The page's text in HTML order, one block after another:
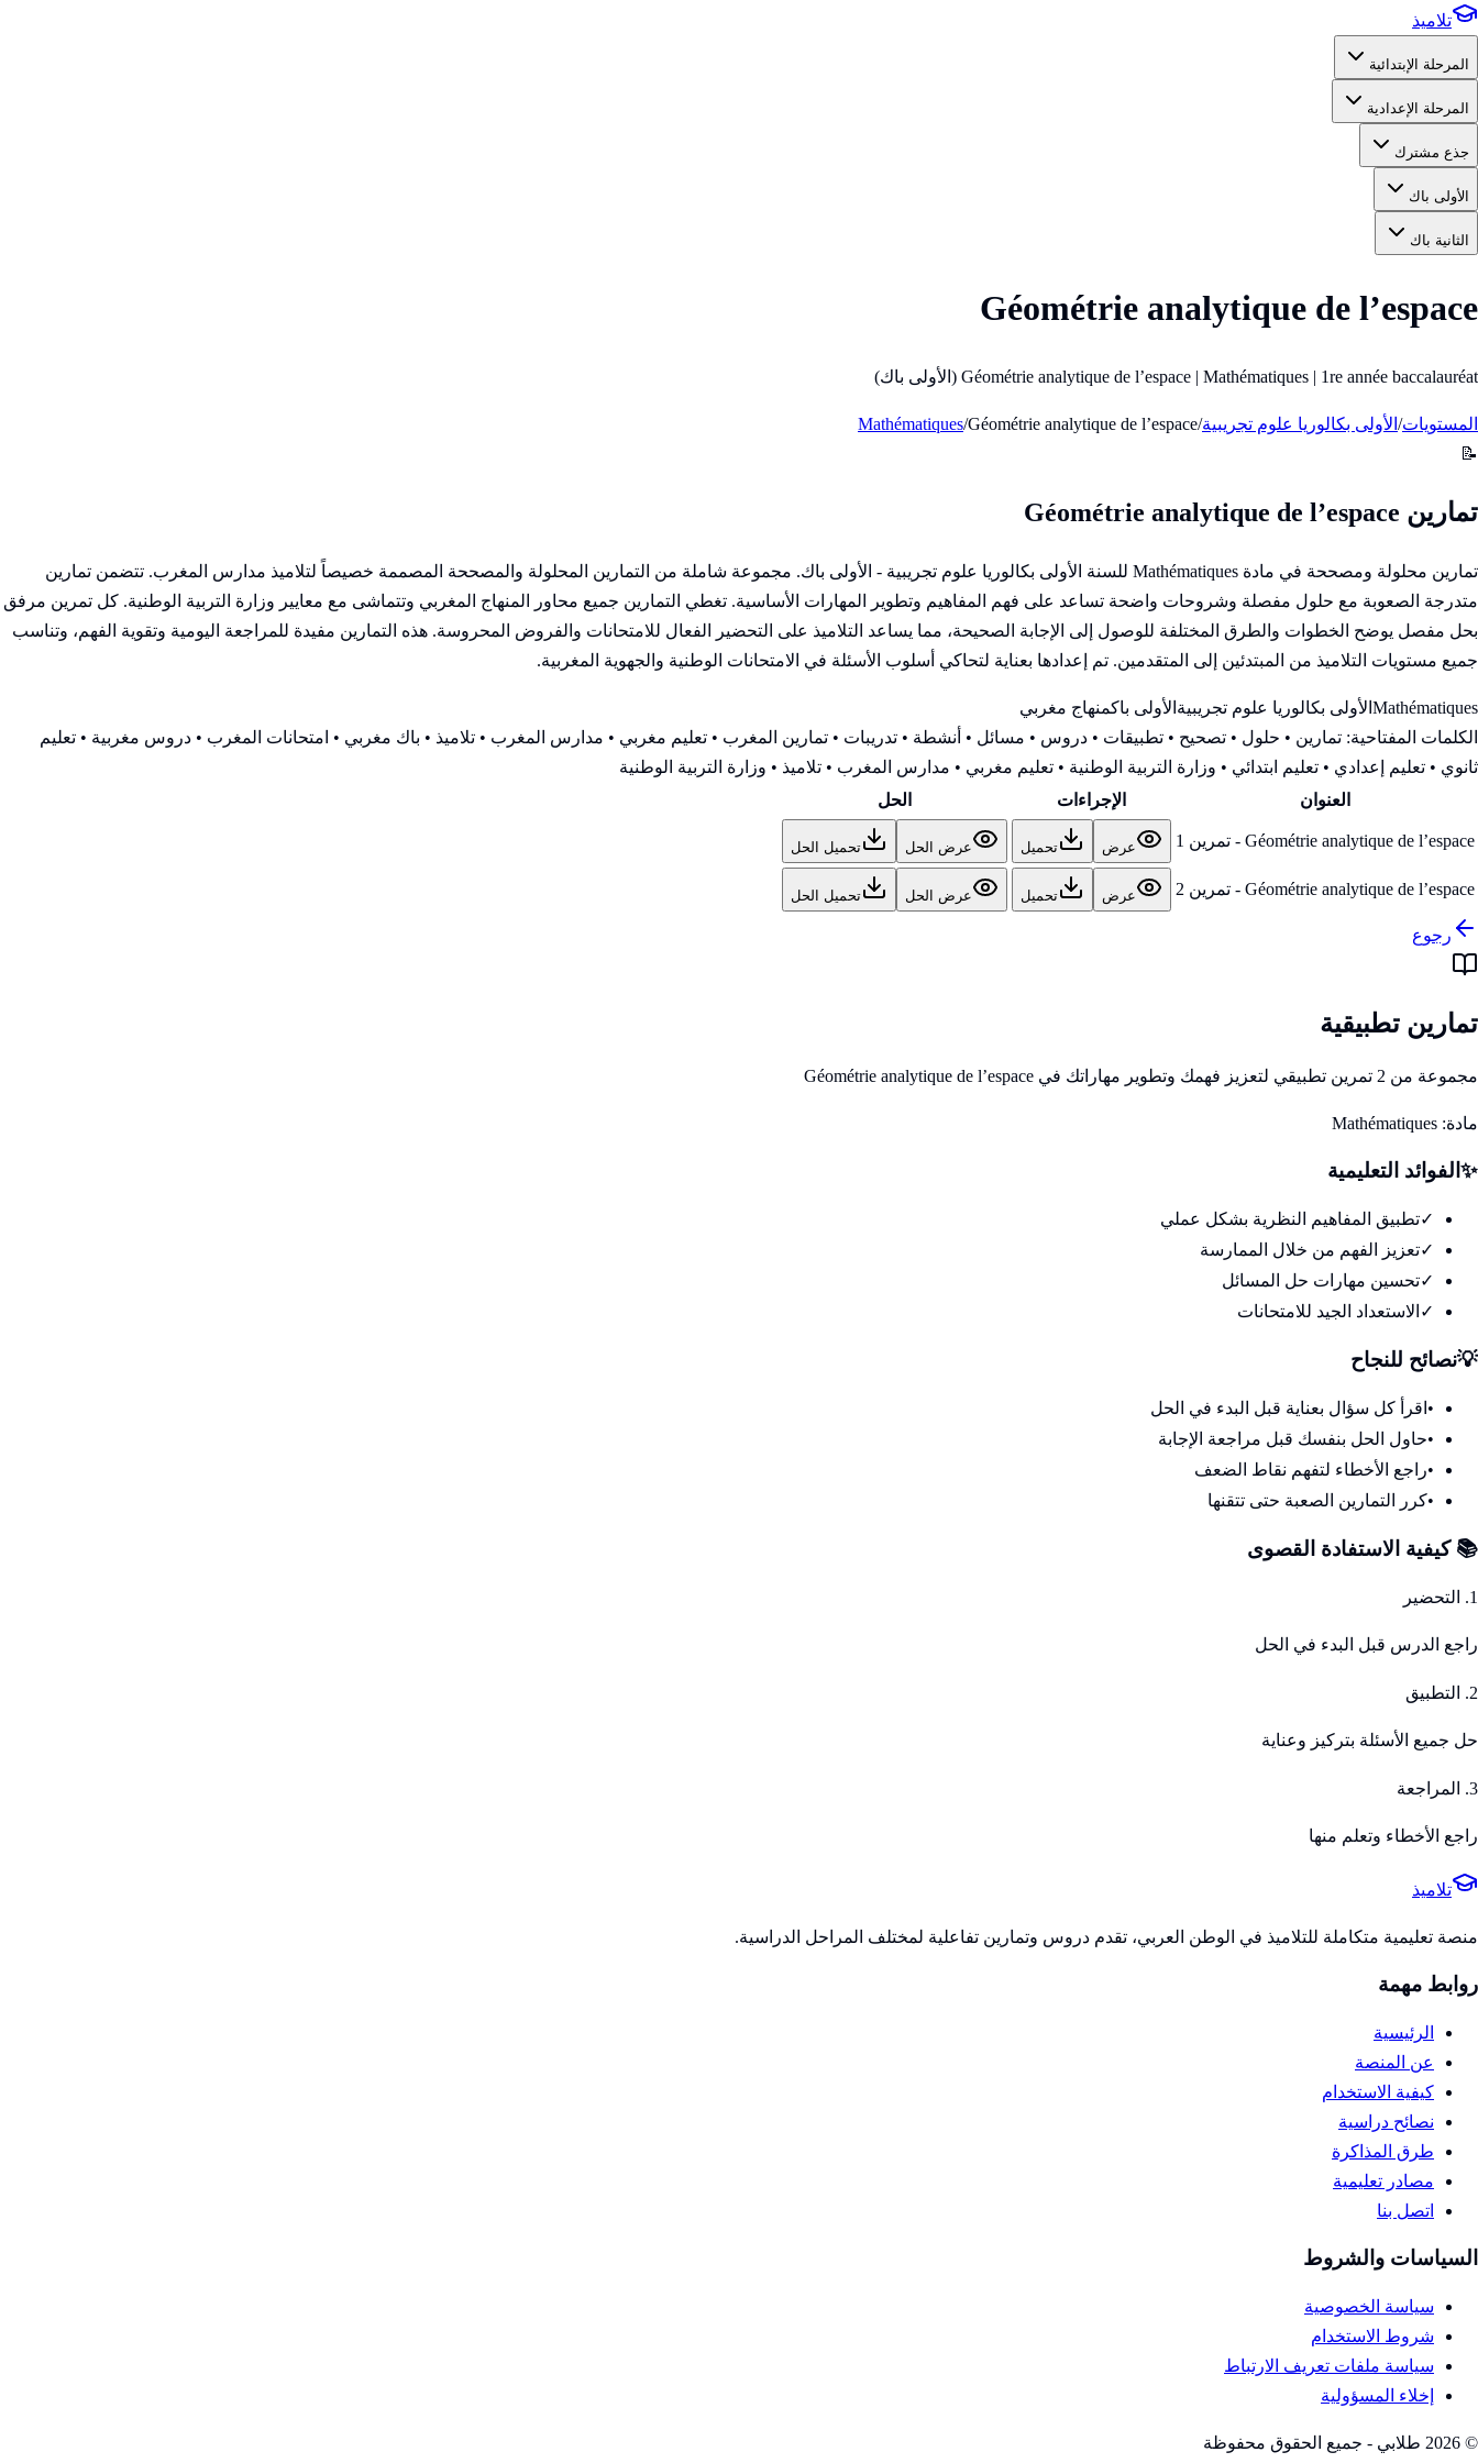
تلاميذ
المرحلة الإبتدائية
المرحلة الإعدادية
جذع مشترك
الأولى باك
الثانية باك
Géométrie analytique de l’espace
Géométrie analytique de l’espace | Mathématiques | 1re année baccalauréat (الأولى باك)
المستويات/ الأولى بكالوريا علوم تجريبية/
Mathématiques/Géométrie analytique de l’espace
📝
تمارين Géométrie analytique de l’espace
تمارين محلولة ومصححة في مادة Mathématiques للسنة الأولى بكالوريا علوم تجريبية - الأولى باك. مجموعة شاملة من التمارين المحلولة والمصححة المصممة خصيصاً لتلاميذ مدارس المغرب. تتضمن تمارين
متدرجة الصعوبة مع حلول مفصلة وشروحات واضحة تساعد على فهم المفاهيم وتطوير المهارات الأساسية. تغطي التمارين جميع محاور المنهاج المغربي وتتماشى مع معايير وزارة التربية الوطنية. كل تمرين مرفق
بحل مفصل يوضح الخطوات والطرق المختلفة للوصول إلى الإجابة الصحيحة، مما يساعد التلاميذ على التحضير الفعال للامتحانات والفروض المحروسة. هذه التمارين مفيدة للمراجعة اليومية وتقوية الفهم، وتناسب
جميع مستويات التلاميذ من المبتدئين إلى المتقدمين. تم إعدادها بعناية لتحاكي أسلوب الأسئلة في الامتحانات الوطنية والجهوية المغربية.
Mathématiques الأولى بكالوريا علوم تجريبية الأولى باكمنهاج مغربي
الكلمات المفتاحية: تمارين • حلول • تصحيح • تطبيقات • دروس • مسائل • أنشطة • تدريبات • تمارين المغرب • تعليم مغربي • مدارس المغرب • تلاميذ • باك مغربي • امتحانات المغرب • دروس مغربية • تعليم
ثانوي • تعليم إعدادي • تعليم ابتدائي • وزارة التربية الوطنية • تعليم مغربي • مدارس المغرب • تلاميذ • وزارة التربية الوطنية
العنوان
الإجراءات الحل
Géométrie analytique de l’espace - تمرين 1 عرض تحميل عرض الحل تحميل الحل
Géométrie analytique de l’espace - تمرين 2 عرض تحميل عرض الحل تحميل الحل
رجوع
تمارين تطبيقية
مجموعة من 2 تمرين تطبيقي لتعزيز فهمك وتطوير مهاراتك في Géométrie analytique de l’espace
مادة: Mathématiques
✨ الفوائد التعليمية
✓تطبيق المفاهيم النظرية بشكل عملي
✓تعزيز الفهم من خلال الممارسة
✓تحسين مهارات حل المسائل
✓ الاستعداد الجيد للامتحانات
💡نصائح للنجاح
• اقرأ كل سؤال بعناية قبل البدء في الحل
•حاول الحل بنفسك قبل مراجعة الإجابة
•راجع الأخطاء لتفهم نقاط الضعف
•كرر التمارين الصعبة حتى تتقنها
📚 كيفية الاستفادة القصوى
1. التحضير
راجع الدرس قبل البدء في الحل
2. التطبيق
حل جميع الأسئلة بتركيز وعناية
3. المراجعة
راجع الأخطاء وتعلم منها
تلاميذ
منصة تعليمية متكاملة للتلاميذ في الوطن العربي، تقدم دروس وتمارين تفاعلية لمختلف المراحل الدراسية.
روابط مهمة
الرئيسية
عن المنصة
كيفية الاستخدام
نصائح دراسية
طرق المذاكرة
مصادر تعليمية
اتصل بنا
السياسات والشروط
سياسة الخصوصية
شروط الاستخدام
سياسة ملفات تعريف الارتباط
إخلاء المسؤولية
©
2026 طلابي - جميع الحقوق محفوظة